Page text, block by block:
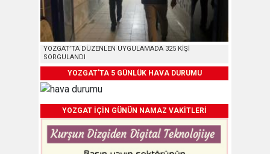
YOZGAT’TA DÜZENLEN UYGULAMADA 325 KİŞİ
SORGULANDI
YOZGAT'TA 5 GÜNLÜK HAVA DURUMU
YOZGAT İÇİN GÜNÜN NAMAZ VAKİTLERİ